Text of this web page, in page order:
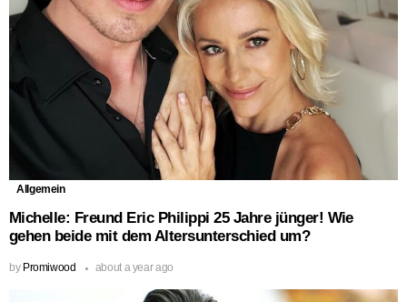
Allgemein
Michelle: Freund Eric Philippi 25 Jahre jünger! Wie
gehen beide mit dem Altersunterschied um?
by Promiwood about a year ago